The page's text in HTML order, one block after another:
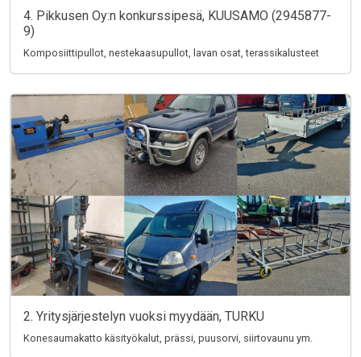
4. Pikkusen Oy:n konkurssipesä, KUUSAMO (2945877-
9)
Komposiittipullot, nestekaasupullot, lavan osat, terassikalusteet
2. Yritysjärjestelyn vuoksi myydään, TURKU
Konesaumakatto käsityökalut, prässi, puusorvi, siirtovaunu ym.